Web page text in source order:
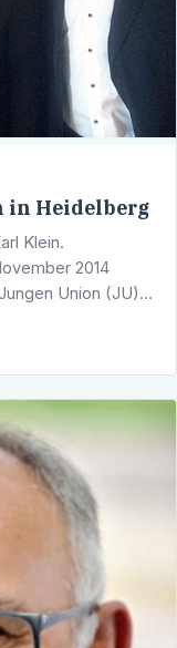
in Heidelberg
Klein.
2014
Union (JU)